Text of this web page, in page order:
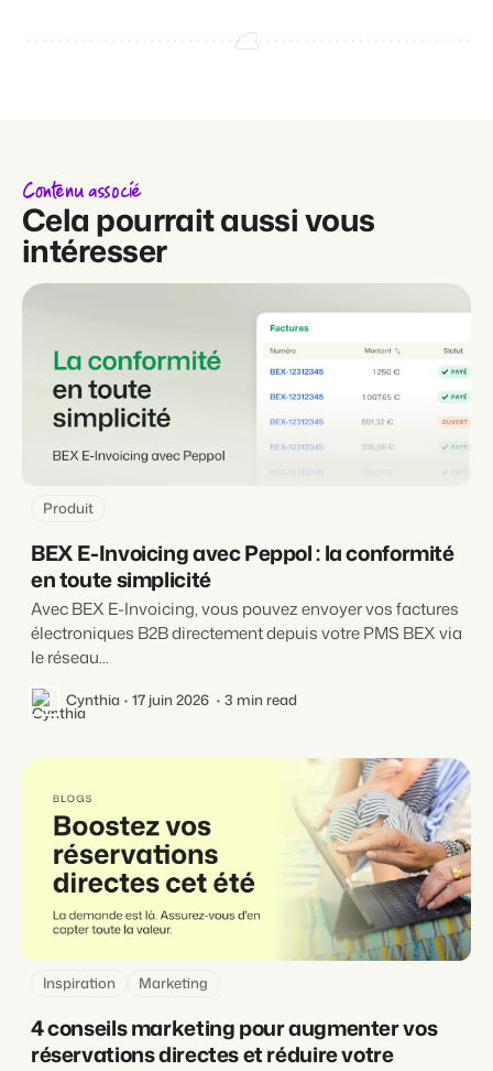
Contenu associé
Cela pourrait aussi vous
intéresser
Produit
BEX E-Invoicing avec Peppol : la conformité
en toute simplicité
Avec BEX E-Invoicing, vous pouvez envoyer vos factures
électroniques B2B directement depuis votre PMS BEX via
le réseau...
Cynthia 17 juin 2026 3 min read
Inspiration Marketing
4 conseils marketing pour augmenter vos
réservations directes et réduire votre